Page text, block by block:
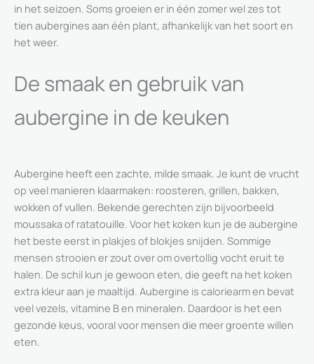
in het seizoen. Soms groeien er in één zomer wel zes tot
tien aubergines aan één plant, afhankelijk van het soort en
het weer.
De smaak en gebruik van
aubergine in de keuken
Aubergine heeft een zachte, milde smaak. Je kunt de vrucht
op veel manieren klaarmaken: roosteren, grillen, bakken,
wokken of vullen. Bekende gerechten zijn bijvoorbeeld
moussaka of ratatouille. Voor het koken kun je de aubergine
het beste eerst in plakjes of blokjes snijden. Sommige
mensen strooien er zout over om overtollig vocht eruit te
halen. De schil kun je gewoon eten, die geeft na het koken
extra kleur aan je maaltijd. Aubergine is caloriearm en bevat
veel vezels, vitamine B en mineralen. Daardoor is het een
gezonde keus, vooral voor mensen die meer groente willen
eten.